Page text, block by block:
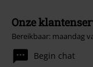
Onze
Bereikbaar: maandag
Begin chat